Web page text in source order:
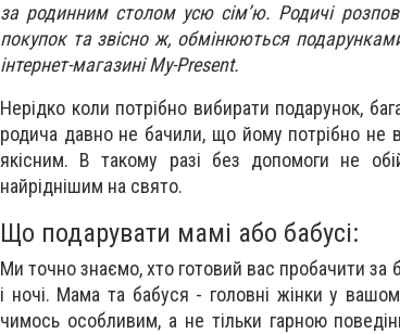
за родинним столом усю сім’ю. Родичі
покупок та звісно ж, обмінюються
інтернет-магазині My-Present.
Нерідко коли потрібно вибирати подарунок,
родича давно не бачили, що йому потрібно не
якісним. В такому разі без допомоги не
найріднішим на свято.
Що подарувати мамі або бабусі:
Ми точно знаємо, хто готовий вас пробачити за
і ночі. Мама та бабуся - головні жінки у
чимось особливим, а не тільки гарною